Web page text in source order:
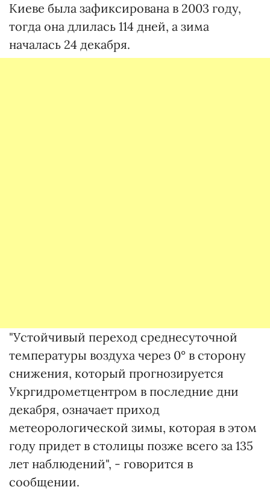
Киеве была зафиксирована в 2003 году,
тогда она длилась 114 дней, а зима
началась 24 декабря.
"Устойчивый переход среднесуточной
температуры воздуха через 0° в сторону
снижения, который прогнозируется
Укргидрометцентром в последние дни
декабря, означает приход
метеорологической зимы, которая в этом
году придет в столицы позже всего за 135
лет наблюдений", - говорится в
сообщении.